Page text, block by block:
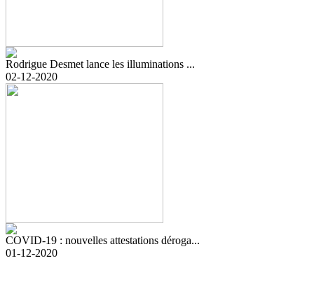
Rodrigue Desmet lance les illuminations ...
02-12-2020
COVID-19 : nouvelles attestations déroga...
01-12-2020